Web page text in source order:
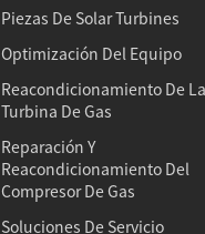
Piezas De Solar Turbines
Optimización Del Equipo
Reacondicionamiento De La
Turbina De Gas
Reparación Y
Reacondicionamiento Del
Compresor De Gas
Soluciones De Servicio